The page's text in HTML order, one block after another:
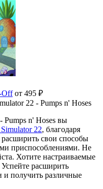
Offот 495 ₽
22 - Pumps n' Hoses
Pumps n' Hoses вы
22, благодаря
расширить свои способы
приспособлениями. Не
Хотите настраиваемые
расширить
получить различные